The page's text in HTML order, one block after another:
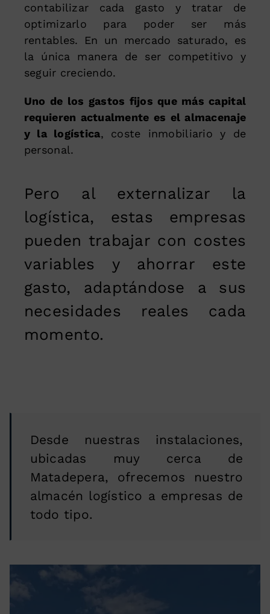
contabilizar cada gasto y tratar de
optimizarlo para poder ser más
rentables. En un mercado saturado, es
la única manera de ser competitivo y
seguir creciendo.
Uno de los gastos fijos que más capital
requieren actualmente es el almacenaje
y la logística, coste inmobiliario y de
personal.
Pero al externalizar la
logística, estas empresas
pueden trabajar con costes
variables y ahorrar este
gasto, adaptándose a sus
necesidades reales cada
momento.
Desde nuestras instalaciones,
ubicadas muy cerca de
Matadepera, ofrecemos nuestro
almacén logístico a empresas de
todo tipo.